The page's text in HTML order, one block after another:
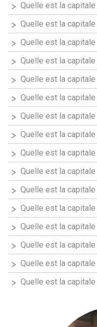
Quelle est la
Quelle est la
Quelle est la capitale
Quelle est la
Quelle est la capitale
Quelle est la
Quelle est la
Quelle est la capitale
Quelle est la
Quelle est la
Quelle est la capitale
Quelle est la
Quelle est la
Quelle est la
Quelle est la capitale
Quelle est la